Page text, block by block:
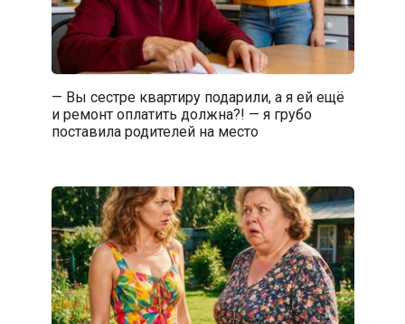
— Вы сестре квартиру подарили, а я ей ещё
и ремонт оплатить должна?! — я грубо
поставила родителей на место